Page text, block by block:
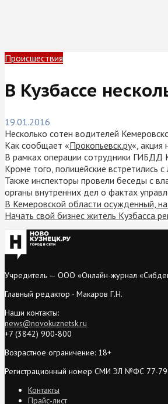
Происшествия
В Кузбассе
19.01.2016
Несколько сотен водителей
Как сообщает «Прокопьевск.ру«, акция
В рамках операции сотрудники ГИБДД
Кроме того, полицейские встретились
Также инспекторы провели беседы с
органы внутренних дел о фактах
В Кемеровской области осужденный,
Начать свой бизнес житель Кузбасса
Учредитель — ООО «Онлайн-журнал
Главный редактор - Макаров Г.Н.
Наши контакты:
news@novokuznetsk.ru
+7 (3842) 900-800
Возрастное ограничение: 18+
Регистрационный номер СМИ ЭЛ №ФС 77-
Контакты
Прайс-лист